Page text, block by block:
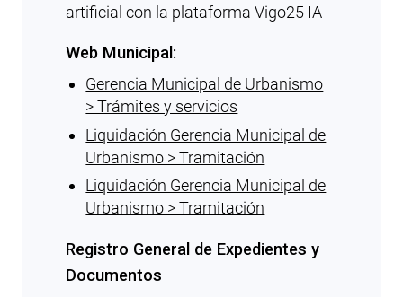
artificial con la plataforma Vigo25 IA
Web Municipal:
Gerencia Municipal de Urbanismo
> Trámites y servicios
Liquidación Gerencia Municipal de
Urbanismo > Tramitación
Liquidación Gerencia Municipal de
Urbanismo > Tramitación
Registro General de Expedientes y
Documentos